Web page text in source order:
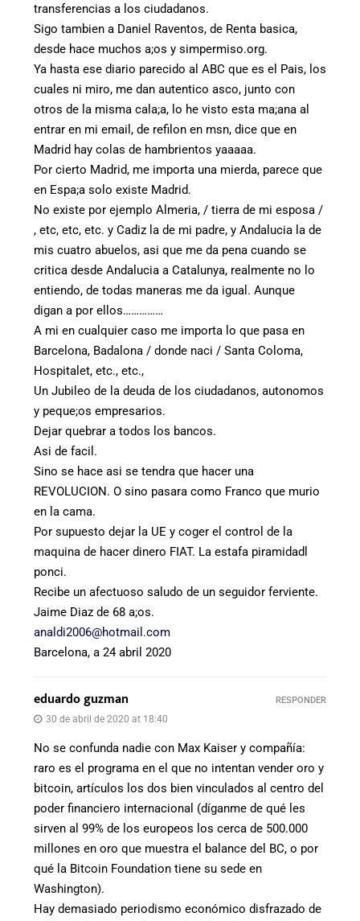
transferencias a los ciudadanos.
Sigo tambien a Daniel Raventos, de Renta basica,
desde hace muchos a;os y simpermiso.org.
Ya hasta ese diario parecido al ABC que es el Pais, los
cuales ni miro, me dan autentico asco, junto con
otros de la misma cala;a, lo he visto esta ma;ana al
entrar en mi email, de refilon en msn, dice que en
Madrid hay colas de hambrientos yaaaaa.
Por cierto Madrid, me importa una mierda, parece que
en Espa;a solo existe Madrid.
No existe por ejemplo Almeria, / tierra de mi esposa /
, etc, etc, etc. y Cadiz la de mi padre, y Andalucia la de
mis cuatro abuelos, asi que me da pena cuando se
critica desde Andalucia a Catalunya, realmente no lo
entiendo, de todas maneras me da igual. Aunque
digan a por ellos……………
A mi en cualquier caso me importa lo que pasa en
Barcelona, Badalona / donde naci / Santa Coloma,
Hospitalet, etc., etc.,
Un Jubileo de la deuda de los ciudadanos, autonomos
y peque;os empresarios.
Dejar quebrar a todos los bancos.
Asi de facil.
Sino se hace asi se tendra que hacer una
REVOLUCION. O sino pasara como Franco que murio
en la cama.
Por supuesto dejar la UE y coger el control de la
maquina de hacer dinero FIAT. La estafa piramidadl
ponci.
Recibe un afectuoso saludo de un seguidor ferviente.
Jaime Diaz de 68 a;os.
analdi2006@hotmail.com
Barcelona, a 24 abril 2020
eduardo guzman
30 de abril de 2020 at 18:40
No se confunda nadie con Max Kaiser y compañía:
raro es el programa en el que no intentan vender oro y
bitcoin, artículos los dos bien vinculados al centro del
poder financiero internacional (díganme de qué les
sirven al 99% de los europeos los cerca de 500.000
millones en oro que muestra el balance del BC, o por
qué la Bitcoin Foundation tiene su sede en
Washington).
Hay demasiado periodismo económico disfrazado de
RESPONDER